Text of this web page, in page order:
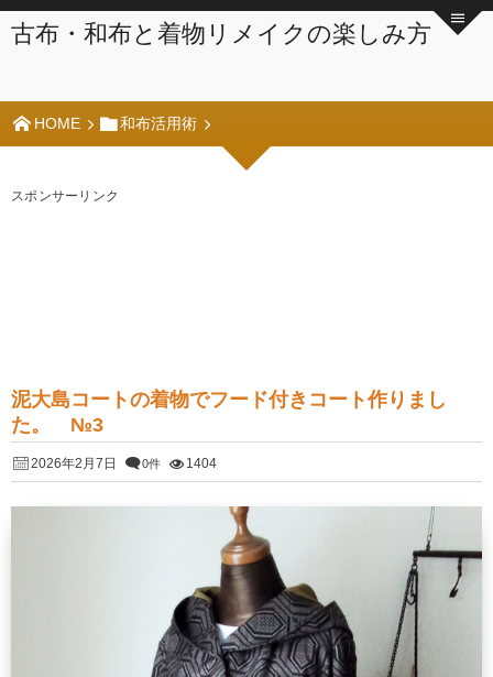
古布・和布と着物リメイクの楽しみ方
HOME 和布活用術
スポンサーリンク
泥大島コートの着物でフード付きコート作りまし
た。 №3
2026年2月7日 0件 1404